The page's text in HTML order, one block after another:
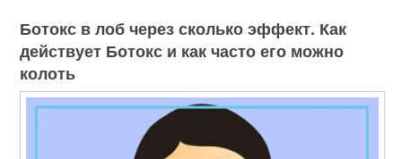
Ботокс в лоб через сколько эффект. Как
действует Ботокс и как часто его можно
колоть